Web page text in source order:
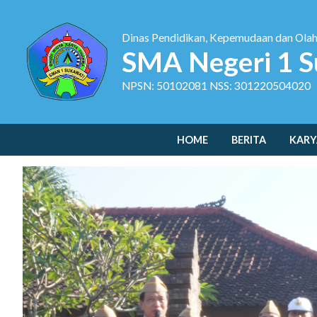
Dinas Pendidikan, Kepemudaan dan
SMA Negeri 1
NPSN: 50102081 NSS: 301220504020
HOME BERITA